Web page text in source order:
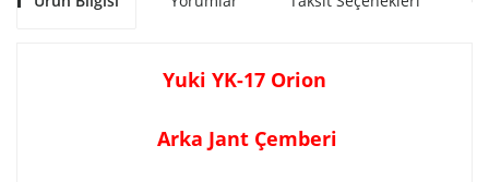
Yuki YK-17 Orion
Arka Jant Çemberi